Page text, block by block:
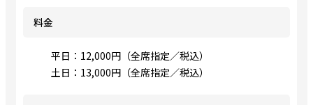
料金
平日：12,000円（全席指定／税込）
土日：13,000円（全席指定／税込）